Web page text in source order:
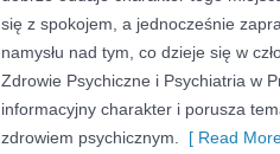
się z spokojem, a jednocześnie
namysłu nad tym, co dzieje się w
Zdrowie Psychiczne i Psychiatria w
informacyjny charakter i porusza
zdrowiem psychicznym.
[ Read